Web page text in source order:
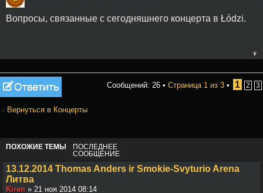
Вопросы, связанные с сегодняшнего концерта в Łódzi.
Ответить Сообщений: 26 • Страница 1 из 3 • 1 2 3
Вернуться в Концерты
ПОХОЖИЕ ТЕМЫ
ПОСЛЕДНЕЕ
СООБЩЕНИЕ
13.12.2014 Thomas Anders ir Smokie-Svyturio Arena
Литва
Kiren » 21 ноя 2014 08:14